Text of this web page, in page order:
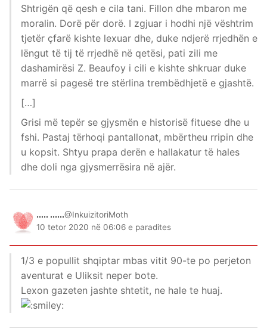
Shtrigën që qesh e cila tani. Fillon dhe mbaron me
moralin. Dorë për dorë. I zgjuar i hodhi një vështrim
tjetër çfarë kishte lexuar dhe, duke ndjerë rrjedhën e
lëngut të tij të rrjedhë në qetësi, pati zili me
dashamirësi Z. Beaufoy i cili e kishte shkruar duke
marrë si pagesë tre stërlina trembëdhjetë e gjashtë.
[…]
Grisi më tepër se gjysmën e historisë fituese dhe u
fshi. Pastaj tërhoqi pantallonat, mbërtheu rripin dhe
u kopsit. Shtyu prapa derën e hallakatur të hales
dhe doli nga gjysmerrësira në ajër.
..... ......@InkuizitoriMoth
10 tetor 2020 në 06:06 e paradites
1/3 e popullit shqiptar mbas vitit 90-te po perjeton
aventurat e Uliksit neper bote.
Lexon gazeten jashte shtetit, ne hale te huaj.